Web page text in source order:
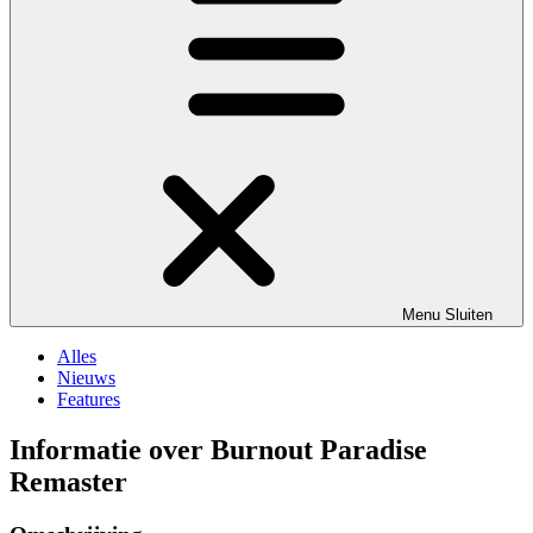
Menu Sluiten
Alles
Nieuws
Features
Informatie over Burnout Paradise
Remaster